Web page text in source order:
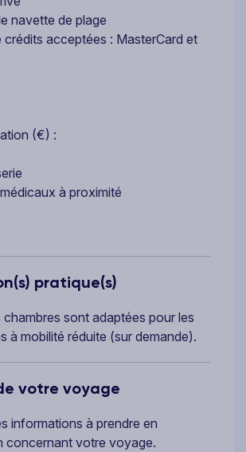
navette de plage
crédits acceptées : MasterCard et
(€) :
à proximité
pratique(s)
chambres sont adaptées pour les
à mobilité réduite (sur demande).
votre voyage
informations à prendre en
concernant votre voyage.